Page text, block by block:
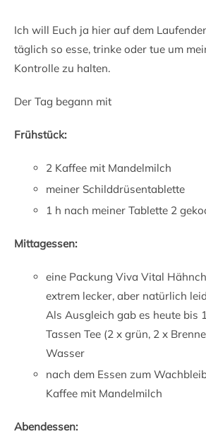
Ich will Euch ja hier auf dem
täglich so esse, trinke oder tue um
Kontrolle zu halten.
Der Tag begann mit
Frühstück:
2 Kaffee mit Mandelmilch
meiner Schilddrüsentablette
1 h nach meiner Tablette 2
Mittagessen:
eine Packung Viva Vital
extrem lecker, aber natürlich
Als Ausgleich gab es heute bis
Tassen Tee (2 x grün, 2 x
Wasser
nach dem Essen zum
Kaffee mit Mandelmilch
Abendessen: